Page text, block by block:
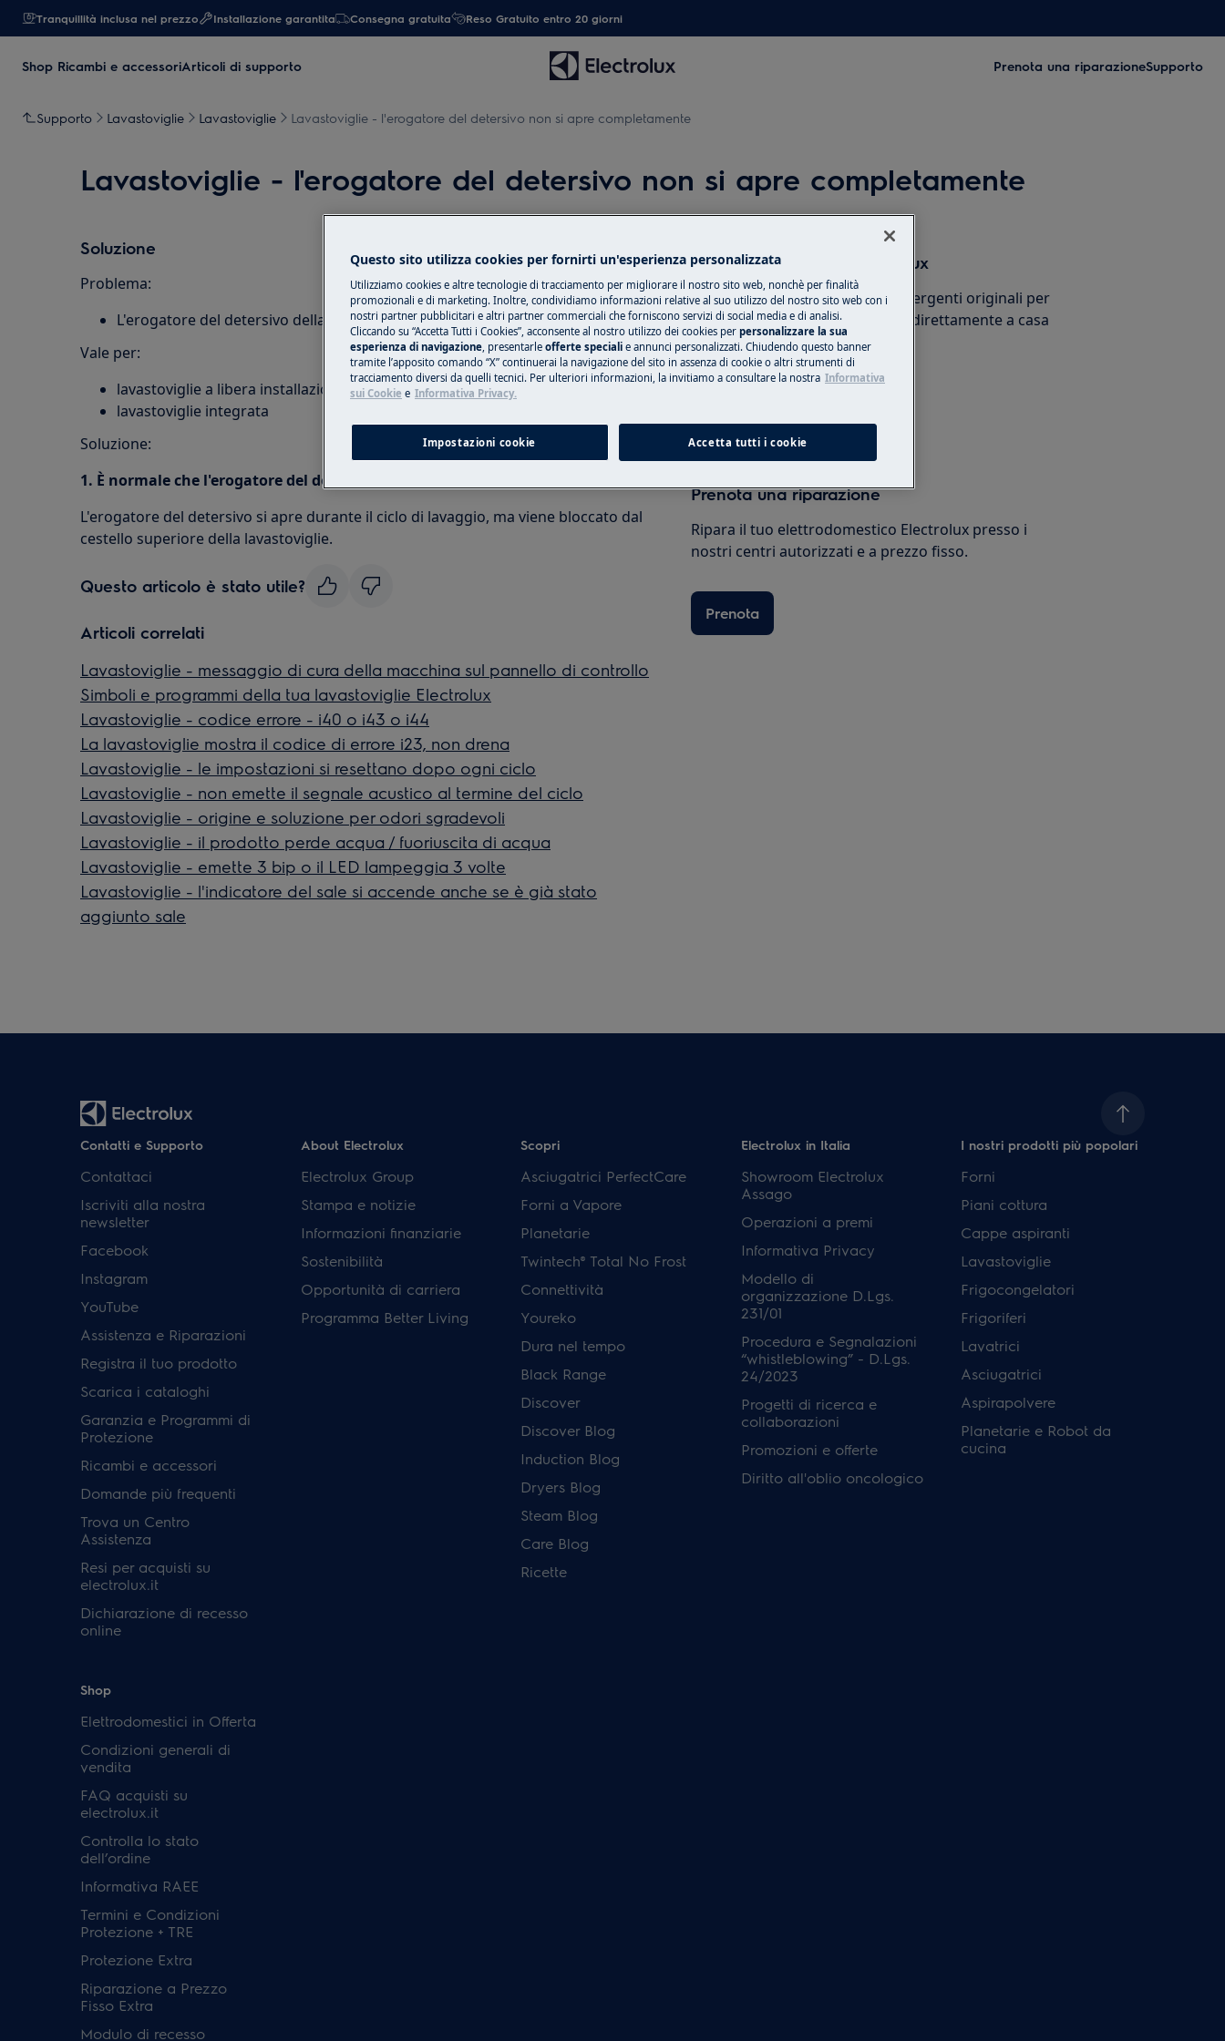
Tranquillità inclusa nel prezzo Installazione garantita Consegna gratuita Reso Gratuito entro 20 giorni
Shop Ricambi e accessoriArticoli di supporto Prenota una riparazioneSupporto
Supporto Lavastoviglie Lavastoviglie Lavastoviglie - l'erogatore del detersivo non si apre completamente
Lavastoviglie - l'erogatore del detersivo non si apre completamente
Soluzione
Problema:
L'erogatore del detersivo della lavastoviglie non si apre completamente
Vale per:
lavastoviglie a libera installazione
lavastoviglie integrata
Soluzione:
1. È normale che l'erogatore del detersivo non si apra completamente.
L'erogatore del detersivo si apre durante il ciclo di lavaggio, ma viene bloccato dal
cestello superiore della lavastoviglie.
Questo articolo è stato utile?
Articoli correlati
Lavastoviglie - messaggio di cura della macchina sul pannello di controllo
Simboli e programmi della tua lavastoviglie Electrolux
Lavastoviglie - codice errore - i40 o i43 o i44
La lavastoviglie mostra il codice di errore i23, non drena
Lavastoviglie - le impostazioni si resettano dopo ogni ciclo
Lavastoviglie - non emette il segnale acustico al termine del ciclo
Lavastoviglie - origine e soluzione per odori sgradevoli
Lavastoviglie - il prodotto perde acqua / fuoriuscita di acqua
Lavastoviglie - emette 3 bip o il LED lampeggia 3 volte
Lavastoviglie - l'indicatore del sale si accende anche se è già stato
aggiunto sale
Ricambi e accessori Electrolux
Compra ricambi, accessori e detergenti originali per
il tuo elettrodomestico e ricevili direttamente a casa
tua.
Prenota una riparazione
Ripara il tuo elettrodomestico Electrolux presso i
nostri centri autorizzati e a prezzo fisso.
Prenota
Contatti e Supporto
Contattaci
Iscriviti alla nostra
newsletter
Facebook
Instagram
YouTube
Assistenza e Riparazioni
Registra il tuo prodotto
Scarica i cataloghi
Garanzia e Programmi di
Protezione
Ricambi e accessori
Domande più frequenti
Trova un Centro
Assistenza
Resi per acquisti su
electrolux.it
Dichiarazione di recesso
online
About Electrolux
Electrolux Group
Stampa e notizie
Informazioni finanziarie
Sostenibilità
Opportunità di carriera
Programma Better Living
Scopri
Asciugatrici PerfectCare
Forni a Vapore
Planetarie
Twintech® Total No Frost
Connettività
Youreko
Dura nel tempo
Black Range
Discover
Discover Blog
Induction Blog
Dryers Blog
Steam Blog
Care Blog
Ricette
Electrolux in Italia
Showroom Electrolux
Assago
Operazioni a premi
Informativa Privacy
Modello di
organizzazione D.Lgs.
231/01
Procedura e Segnalazioni
“whistleblowing” - D.Lgs.
24/2023
Progetti di ricerca e
collaborazioni
Promozioni e offerte
Diritto all'oblio oncologico
I nostri prodotti più popolari
Forni
Piani cottura
Cappe aspiranti
Lavastoviglie
Frigocongelatori
Frigoriferi
Lavatrici
Asciugatrici
Aspirapolvere
Planetarie e Robot da
cucina
Shop
Elettrodomestici in Offerta
Condizioni generali di
vendita
FAQ acquisti su
electrolux.it
Controlla lo stato
dell’ordine
Informativa RAEE
Termini e Condizioni
Protezione + TRE
Protezione Extra
Riparazione a Prezzo
Fisso Extra
Modulo di recesso
Questo sito utilizza cookies per fornirti un'esperienza personalizzata
Utilizziamo cookies e altre tecnologie di tracciamento per migliorare il nostro sito web, nonchè per finalità
promozionali e di marketing. Inoltre, condividiamo informazioni relative al suo utilizzo del nostro sito web con i
nostri partner pubblicitari e altri partner commerciali che forniscono servizi di social media e di analisi.
Cliccando su “Accetta Tutti i Cookies”, acconsente al nostro utilizzo dei cookies per personalizzare la sua
esperienza di navigazione , presentarle offerte speciali e annunci personalizzati. Chiudendo questo banner
tramite l’apposito comando “X” continuerai la navigazione del sito in assenza di cookie o altri strumenti di
tracciamento diversi da quelli tecnici. Per ulteriori informazioni, la invitiamo a consultare la nostra Informativa
sui Cookie e Informativa Privacy.
Impostazioni cookie Accetta tutti i cookie